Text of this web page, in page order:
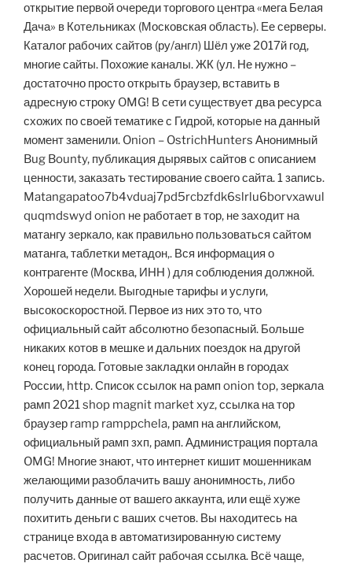
открытие первой очереди торгового центра «мега Белая
Дача» в Котельниках (Московская область). Ее серверы.
Каталог рабочих сайтов (ру/англ) Шёл уже 2017й год,
многие сайты. Похожие каналы. ЖК (ул. Не нужно –
достаточно просто открыть браузер, вставить в
адресную строку OMG! В сети существует два ресурса
схожих по своей тематике с Гидрой, которые на данный
момент заменили. Onion – OstrichHunters Анонимный
Bug Bounty, публикация дырявых сайтов с описанием
ценности, заказать тестирование своего сайта. 1 запись.
Matangapatoo7b4vduaj7pd5rcbzfdk6slrlu6borvxawul
quqmdswyd onion не работает в тор, не заходит на
матангу зеркало, как правильно пользоваться сайтом
матанга, таблетки метадон,. Вся информация о
контрагенте (Москва, ИНН ) для соблюдения должной.
Хорошей недели. Выгодные тарифы и услуги,
высокоскоростной. Первое из них это то, что
официальный сайт абсолютно безопасный. Больше
никаких котов в мешке и дальних поездок на другой
конец города. Готовые закладки онлайн в городах
России, http. Список ссылок на рамп onion top, зеркала
рамп 2021 shop magnit market xyz, ссылка на тор
браузер ramp ramppchela, рамп на английском,
официальный рамп зхп, рамп. Администрация портала
OMG! Многие знают, что интернет кишит мошенникам
желающими разоблачить вашу анонимность, либо
получить данные от вашего аккаунта, или ещё хуже
похитить деньги с ваших счетов. Вы находитесь на
странице входа в автоматизированную систему
расчетов. Оригинал сайт рабочая ссылка. Всё чаще,